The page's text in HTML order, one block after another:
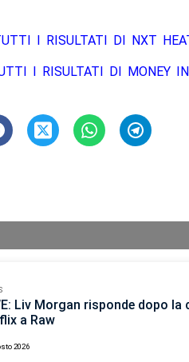
I RISULTATI DI NXT
I RISULTATI DI MONEY
Liv Morgan risponde dopo la
a Raw
2026